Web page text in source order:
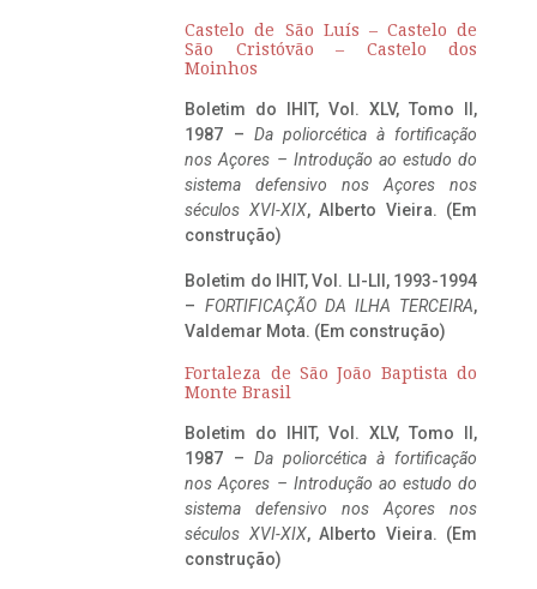
Castelo de São Luís – Castelo de
São Cristóvão – Castelo dos
Moinhos
Boletim do IHIT, Vol. XLV, Tomo II,
1987 – Da poliorcética à fortificação
nos Açores – Introdução ao estudo do
sistema defensivo nos Açores nos
séculos XVI-XIX, Alberto Vieira. (Em
construção)
Boletim do IHIT, Vol. LI-LII, 1993-1994
– FORTIFICAÇÃO DA ILHA TERCEIRA,
Valdemar Mota. (Em construção)
Fortaleza de São João Baptista do
Monte Brasil
Boletim do IHIT, Vol. XLV, Tomo II,
1987 – Da poliorcética à fortificação
nos Açores – Introdução ao estudo do
sistema defensivo nos Açores nos
séculos XVI-XIX, Alberto Vieira. (Em
construção)